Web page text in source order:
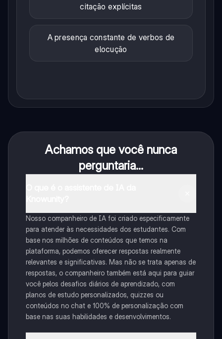
citação explícitas
A presença constante de verbos de
elocução
Achamos que você nunca
perguntaria...
Nosso companheiro de IA foi criado especificamente
para atender às necessidades dos estudantes. Com
base nos milhões de conteúdos que temos na
plataforma, podemos oferecer respostas realmente
relevantes e significativas. Mas não se trata apenas de
respostas, o companheiro também está aqui para guiar
você pelos desafios diários de aprendizado, com
planos de estudo personalizados, quizzes ou
conteúdos no chat e 100% de personalização com
base nas suas habilidades e desenvolvimentos.